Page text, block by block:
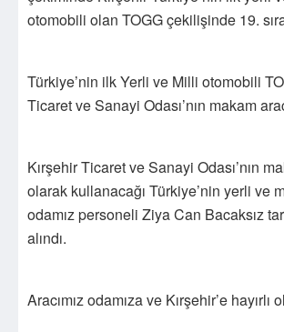
otomobili olan TOGG çekilişinde 19.
Türkiye’nin ilk Yerli ve Milli otomobili
Ticaret ve Sanayi Odası’nın makam
Kırşehir Ticaret ve Sanayi Odası’nın
olarak kullanacağı Türkiye’nin yerli ve
odamız personeli Ziya Can Bacaksız
alındı.
Aracımız odamıza ve Kırşehir’e hayırlı